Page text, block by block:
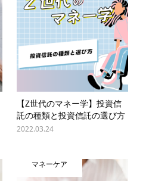
【Z世代のマネー学】投資信
託の種類と投資信託の選び方
2022.03.24
マネーケア